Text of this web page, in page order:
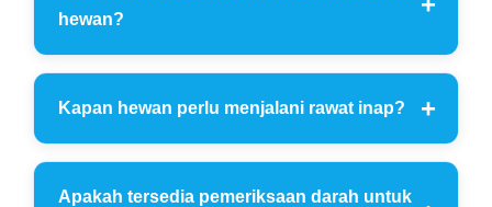
hewan?
Kapan hewan perlu menjalani rawat inap?
Apakah tersedia pemeriksaan darah untuk